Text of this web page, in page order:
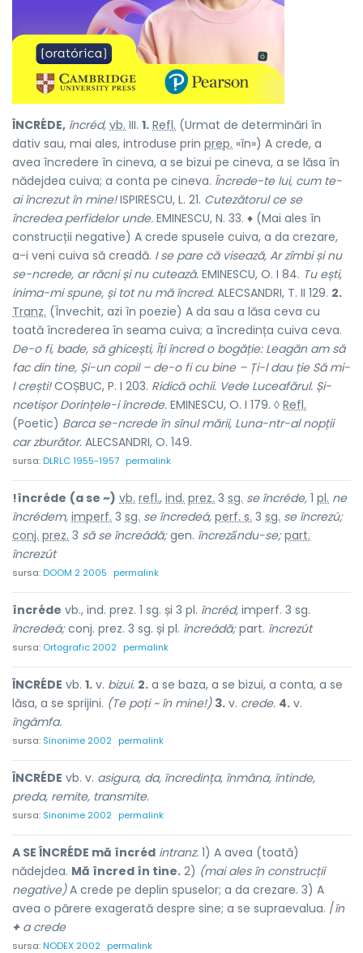
ÎNCRÉDE, încréd, vb. III. 1. Refl. (Urmat de determinări în
dativ sau, mai ales, introduse prin prep. «în») A crede, a
avea încredere în cineva, a se bizui pe cineva, a se lăsa în
nădejdea cuiva; a conta pe cineva. Încrede-te lui, cum te-
ai încrezut în mine!ISPIRESCU, L. 21. Cutezătorul ce se
încredea perfidelor unde. EMINESCU, N. 33. ♦ (Mai ales în
construcții negative) A crede spusele cuiva, a da crezare,
a-i veni cuiva să creadă. I se pare că visează, Ar zîmbi și nu
se-ncrede, ar răcni și nu cutează. EMINESCU, O. I 84. Tu ești,
inima-mi spune, și tot nu mă încred. ALECSANDRI, T. II 129. 2.
Tranz. (Învechit, azi în poezie) A da sau a lăsa ceva cu
toată încrederea în seama cuiva; a încredința cuiva ceva.
De-o fi, bade, să ghicești, Îți încred o bogăție: Leagăn am să
fac din tine, Și-un copil – de-o fi cu bine – Ți-l dau ție Să mi-
l crești!COȘBUC, P. I 203. Ridică ochii. Vede Luceafărul. Și-
ncetișor Dorințele-i încrede. EMINESCU, O. I 179. ◊ Refl.
(Poetic) Barca se-ncrede în sînul mării, Luna-ntr-al nopții
car zburător. ALECSANDRI, O. 149.
sursa:DLRLC 1955-1957 permalink
!încréde (a se ~) vb. refl., ind. prez. 3 sg. se încréde, 1 pl. ne
încrédem, imperf. 3 sg. se încredeá, perf. s. 3 sg. se încrezú;
conj. prez. 3 să se încreádă;gen. încrezấndu-se; part.
încrezút
sursa:DOOM 2 2005 permalink
încréde vb., ind. prez. 1 sg. și 3 pl. încréd, imperf. 3 sg.
încredeá;conj. prez. 3 sg. și pl. încreádă;part. încrezút
sursa: Ortografic 2002 permalink
ÎNCRÉDE vb. 1. v. bizui. 2. a se baza, a se bizui, a conta, a se
lăsa, a se sprijini. (Te poți ~ în mine!) 3. v. crede. 4. v.
îngâmfa.
sursa: Sinonime 2002 permalink
ÎNCRÉDE vb. v. asigura, da, încredința, înmâna, întinde,
preda, remite, transmite.
sursa: Sinonime 2002 permalink
A SE ÎNCRÉDE mă încréd intranz. 1) A avea (toată)
nădejdea. Mă încred în tine. 2) (mai ales în construcții
negative)A crede pe deplin spuselor; a da crezare. 3) A
avea o părere exagerată despre sine; a se supraevalua. /în
+ a crede
sursa:NODEX 2002 permalink